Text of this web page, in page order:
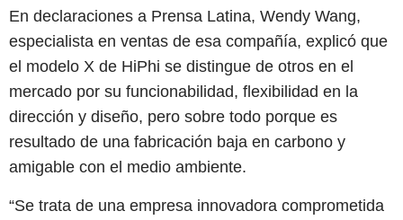
En declaraciones a Prensa Latina, Wendy Wang,
especialista en ventas de esa compañía, explicó que
el modelo X de HiPhi se distingue de otros en el
mercado por su funcionabilidad, flexibilidad en la
dirección y diseño, pero sobre todo porque es
resultado de una fabricación baja en carbono y
amigable con el medio ambiente.
“Se trata de una empresa innovadora comprometida